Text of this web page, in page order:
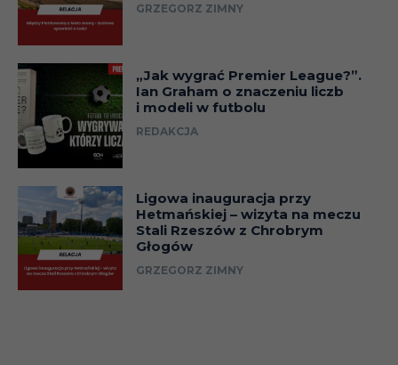
GRZEGORZ ZIMNY
„Jak wygrać Premier League?”.
Ian Graham o znaczeniu liczb
i modeli w futbolu
REDAKCJA
Ligowa inauguracja przy
Hetmańskiej – wizyta na meczu
Stali Rzeszów z Chrobrym
Głogów
GRZEGORZ ZIMNY